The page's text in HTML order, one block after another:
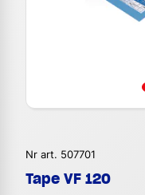
Nr art. 507701
Tape VF 120